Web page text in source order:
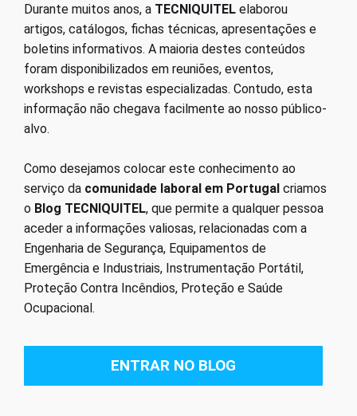
Durante muitos anos, a TECNIQUITEL elaborou
artigos, catálogos, fichas técnicas, apresentações e
boletins informativos. A maioria destes conteúdos
foram disponibilizados em reuniões, eventos,
workshops e revistas especializadas. Contudo, esta
informação não chegava facilmente ao nosso público-
alvo.
Como desejamos colocar este conhecimento ao
serviço da comunidade laboral em Portugal criamos
o Blog TECNIQUITEL, que permite a qualquer pessoa
aceder a informações valiosas, relacionadas com a
Engenharia de Segurança, Equipamentos de
Emergência e Industriais, Instrumentação Portátil,
Proteção Contra Incêndios, Proteção e Saúde
Ocupacional.
ENTRAR NO BLOG